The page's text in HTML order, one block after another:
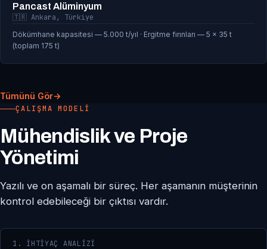
Pancast Alüminyum
🇹🇷 Ankara, Türkiye
Dökümhane kapasitesi — 5.000 t/yıl · Ergitme fırınları — 5 × 35 t
(toplam 175 t)
Tümünü Gör
ÇALIŞMA MODELI
Mühendislik ve Proje
Yönetimi
Yazılı ve on aşamalı bir süreç. Her aşamanın müşterinin
kontrol edebileceği bir çıktısı vardır.
1. İHTIYAÇ ANALIZI